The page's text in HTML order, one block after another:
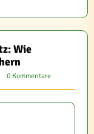
Wie
0 Kommentare